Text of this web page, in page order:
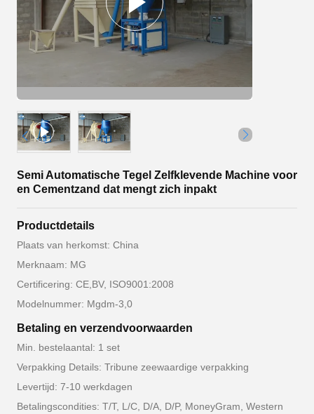
Semi Automatische Tegel Zelfklevende Machine voor
en Cementzand dat mengt zich inpakt
Productdetails
Plaats van herkomst: China
Merknaam: MG
Certificering: CE,BV, ISO9001:2008
Modelnummer: Mgdm-3,0
Betaling en verzendvoorwaarden
Min. bestelaantal: 1 set
Verpakking Details: Tribune zeewaardige verpakking
Levertijd: 7-10 werkdagen
Betalingscondities: T/T, L/C, D/A, D/P, MoneyGram, Western